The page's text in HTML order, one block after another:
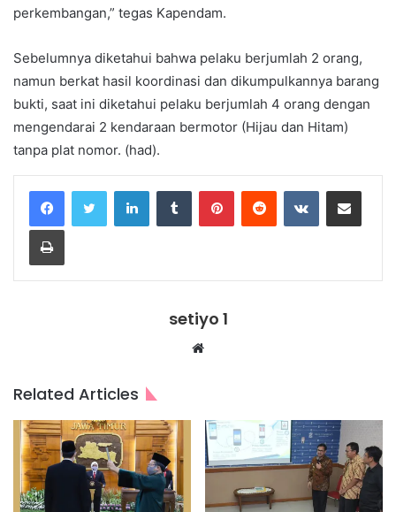
perkembangan,” tegas Kapendam.
Sebelumnya diketahui bahwa pelaku berjumlah 2 orang,
namun berkat hasil koordinasi dan dikumpulkannya barang
bukti, saat ini diketahui pelaku berjumlah 4 orang dengan
mengendarai 2 kendaraan bermotor (Hijau dan Hitam)
tanpa plat nomor. (had).
LinkedInTumblr PinterestReddit VKontakteShare via Email
Print
setiyo 1
Website
Related Articles